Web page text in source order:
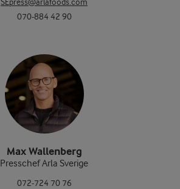
SEpress@arlafoods.com
070-884 42 90
Max Wallenberg
Presschef Arla Sverige
072-724 70 76